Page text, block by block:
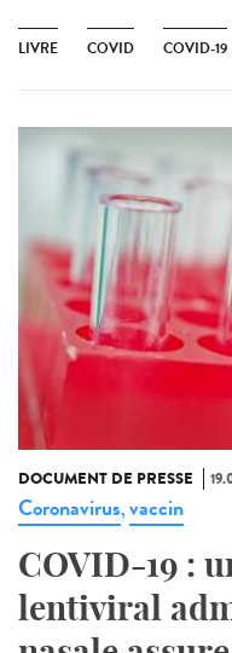
LIVRE COVID COVID-19
DOCUMENT DE PRESSE
Coronavirus,vaccin
COVID-19 :
lentiviral